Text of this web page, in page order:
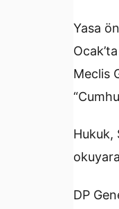
Yasa
Meclis
Hukuk,
DP